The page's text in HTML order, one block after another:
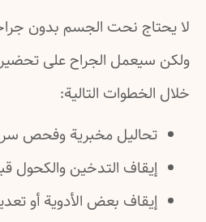
لا يحتاج نحت الجسم بدون
ولكن سيعمل الجراح على
خلال الخطوات التالية:
تحاليل مخبرية وفحص
إيقاف التدخين والكحول
إيقاف بعض الأدوية أو